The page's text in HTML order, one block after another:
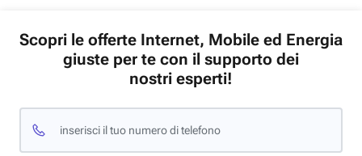
Scopri le offerte Internet, Mobile ed Energia
giuste per te con il supporto dei
nostri esperti!
inserisci il tuo numero di telefono